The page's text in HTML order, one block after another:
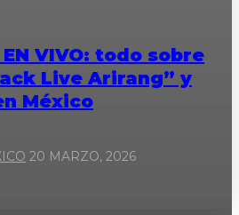
VIVO: todo sobre
Live Arirang” y
México
20 MARZO, 2026